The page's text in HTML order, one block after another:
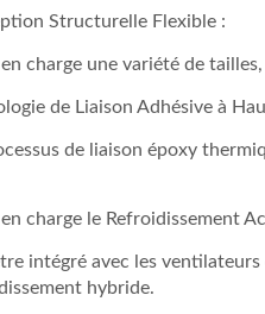
Structurelle Flexible :
en charge une variété de
de Liaison Adhésive à
de liaison époxy
en charge le Refroidissement
intégré avec les
hybride.